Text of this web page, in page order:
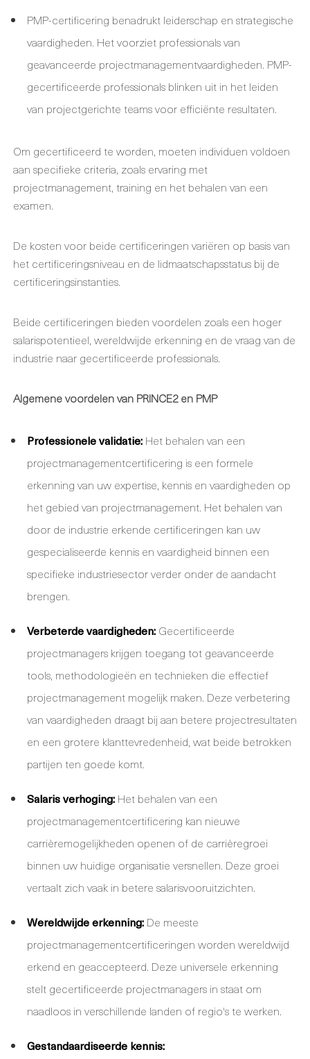
PMP-certificering benadrukt leiderschap en strategische
vaardigheden. Het voorziet professionals van
geavanceerde projectmanagementvaardigheden. PMP-
gecertificeerde professionals blinken uit in het leiden
van projectgerichte teams voor efficiënte resultaten.
Om gecertificeerd te worden, moeten individuen voldoen
aan specifieke criteria, zoals ervaring met
projectmanagement, training en het behalen van een
examen.
De kosten voor beide certificeringen variëren op basis van
het certificeringsniveau en de lidmaatschapsstatus bij de
certificeringsinstanties.
Beide certificeringen bieden voordelen zoals een hoger
salarispotentieel, wereldwijde erkenning en de vraag van de
industrie naar gecertificeerde professionals.
Algemenevoordelen van PRINCE2 en PMP
Professionele validatie: Het behalen van een
projectmanagementcertificering is een formele
erkenning van uw expertise, kennis en vaardigheden op
het gebied van projectmanagement. Het behalen van
door de industrie erkende certificeringen kan uw
gespecialiseerde kennis en vaardigheid binnen een
specifieke industriesector verder onder de aandacht
brengen.
Verbeterde vaardigheden: Gecertificeerde
projectmanagers krijgen toegang tot geavanceerde
tools, methodologieën en technieken die effectief
projectmanagement mogelijk maken. Deze verbetering
van vaardigheden draagt bij aan betere projectresultaten
en een grotere klanttevredenheid, wat beide betrokken
partijen ten goede komt.
Salaris verhoging: Het behalen van een
projectmanagementcertificering kan nieuwe
carrièremogelijkheden openen of de carrièregroei
binnen uw huidige organisatie versnellen. Deze groei
vertaalt zich vaak in betere salarisvooruitzichten.
Wereldwijde erkenning: De meeste
projectmanagementcertificeringen worden wereldwijd
erkend en geaccepteerd. Deze universele erkenning
stelt gecertificeerde projectmanagers in staat om
naadloos in verschillende landen of regio's te werken.
Gestandaardiseerde kennis: